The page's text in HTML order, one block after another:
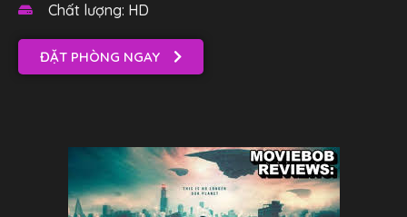
Chất lượng: HD
ĐẶT PHÒNG NGAY